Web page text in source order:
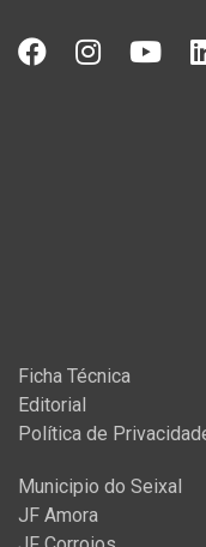
Ficha Técnica
Editorial
Política de
Municipio do Seixal
JF Amora